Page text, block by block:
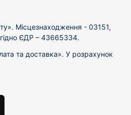
Місцезнаходження - 03151,
ЄДР – 43665334.
та доставка». У розрахунок